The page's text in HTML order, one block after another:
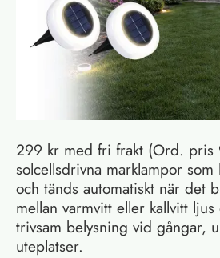
299 kr med fri frakt (Ord. pris
solcellsdrivna marklampor som
och tänds automatiskt när det
mellan varmvitt eller kallvitt ljus
trivsam belysning vid gångar,
uteplatser.